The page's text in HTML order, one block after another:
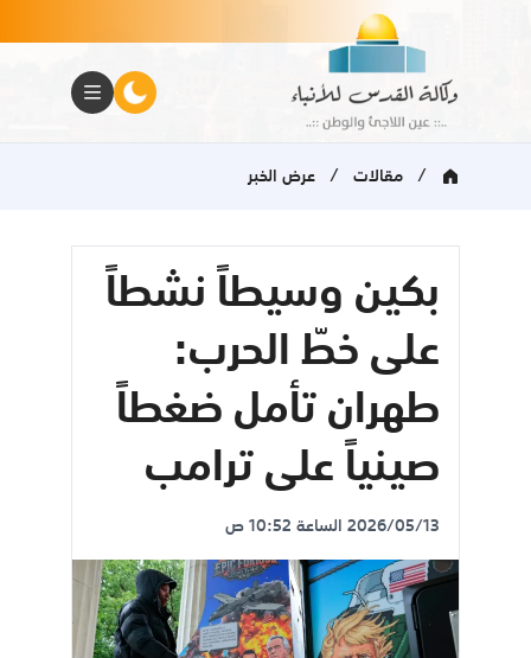
/ مقالات / عرض الخبر
بكين وسيطاً نشطاً
على خطّ الحرب:
طهران تأمل ضغطاً
صينياً على ترامب
2026/05/13 الساعة 10:52 ص